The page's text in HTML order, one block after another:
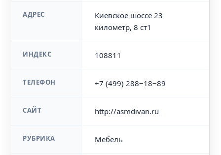
АДРЕС
Киевское шоссе 23
километр, 8 ст1
ИНДЕКС 108811
ТЕЛЕФОН +7 (499) 288‒18‒89
САЙТ http://asmdivan.ru
РУБРИКА Мебель